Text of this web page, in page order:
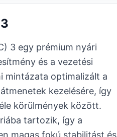
3 egy prémium nyári
és a vezetési
mintázata optimalizált a
kezelésére, így
körülmények között.
tartozik, így a
magas fokú stabilitást és